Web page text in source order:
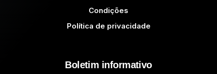
Condições
Política de privacidade
Boletim informativo